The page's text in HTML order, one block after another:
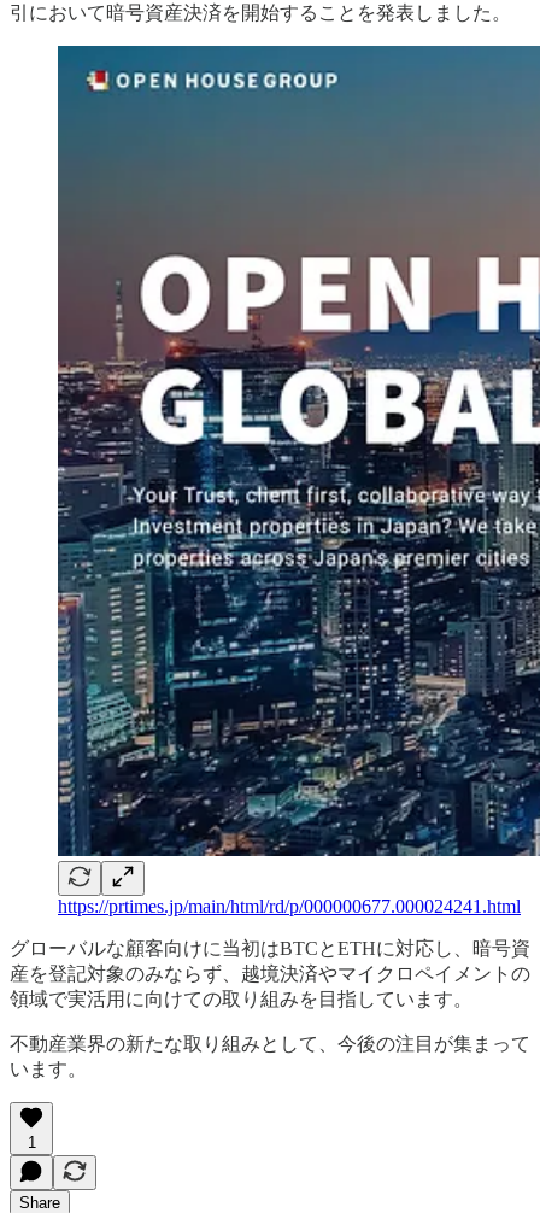
引において暗号資産決済を開始することを発表しました。
https://prtimes.jp/main/html/rd/p/000000677.000024241.html
グローバルな顧客向けに当初はBTCとETHに対応し、暗号資
産を登記対象のみならず、越境決済やマイクロペイメントの
領域で実活用に向けての取り組みを目指しています。
不動産業界の新たな取り組みとして、今後の注目が集まって
います。
1
Share